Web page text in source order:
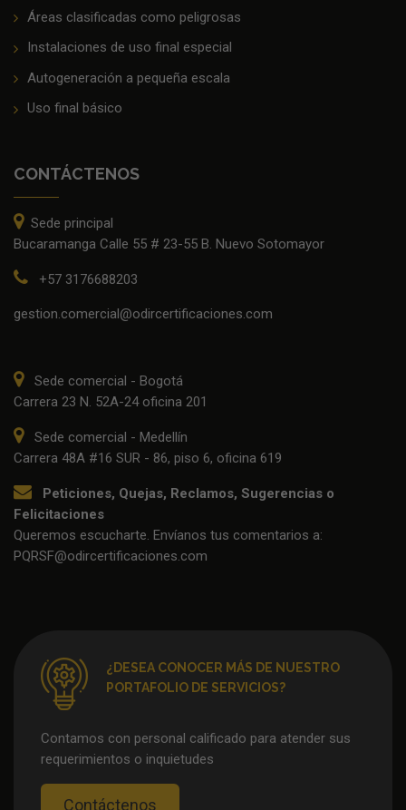
Áreas clasificadas como peligrosas
Instalaciones de uso final especial
Autogeneración a pequeña escala
Uso final básico
CONTÁCTENOS
Sede principal
Bucaramanga Calle 55 # 23-55 B. Nuevo Sotomayor
+57 3176688203
gestion.comercial@odircertificaciones.com
Sede comercial - Bogotá
Carrera 23 N. 52A-24 oficina 201
Sede comercial - Medellín
Carrera 48A #16 SUR - 86, piso 6, oficina 619
Peticiones, Quejas, Reclamos, Sugerencias o
Felicitaciones
Queremos escucharte. Envíanos tus comentarios a:
PQRSF@odircertificaciones.com
¿DESEA CONOCER MÁS DE NUESTRO
PORTAFOLIO DE SERVICIOS?
Contamos con personal calificado para atender sus
requerimientos o inquietudes
Contáctenos